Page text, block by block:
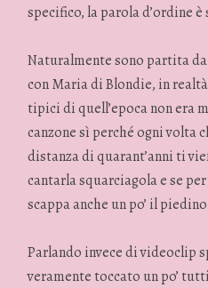
specifico, la parola d’ordine
Naturalmente sono partita
con Maria di Blondie, in
tipici di quell’epoca non era
canzone sì perché ogni volta
distanza di quarant’anni ti
cantarla squarciagola e se
scappa anche un po’ il
Parlando invece di videoclip
veramente toccato un po’